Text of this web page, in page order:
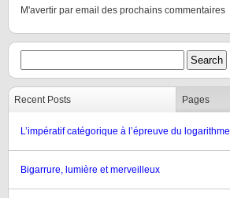
M'avertir par email des prochains commentaires
Recent Posts Pages
L’impératif catégorique à l’épreuve du logarithme
Bigarrure, lumière et merveilleux